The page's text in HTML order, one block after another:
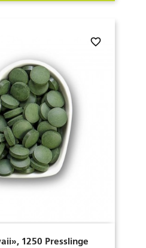
1250 Presslinge
favorite_border